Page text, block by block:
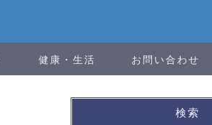
健康・生活 お問い合わせ
検索